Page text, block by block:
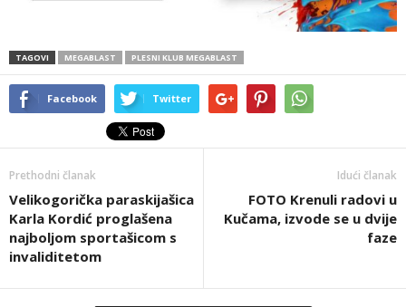
TAGOVI MEGABLAST PLESNI KLUB MEGABLAST
Facebook Twitter
Prethodni članak
Velikogorička paraskijašica
Karla Kordić proglašena
najboljom sportašicom s
invaliditetom
Idući članak
FOTO Krenuli radovi u
Kučama, izvode se u dvije
faze